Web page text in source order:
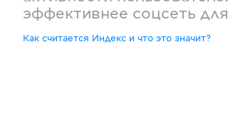
эффективнее соцсеть
Как считается Индекс и что это значит?